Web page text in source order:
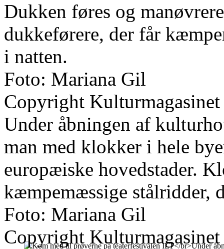
Dukken føres og
dukkeførere, der får
i natten.
Foto: Mariana Gil
Copyright
Under åbningen af
man med klokker i hele
europæiske hovedstader.
kæmpemæssige stålridder,
Foto: Mariana Gil
Copyright